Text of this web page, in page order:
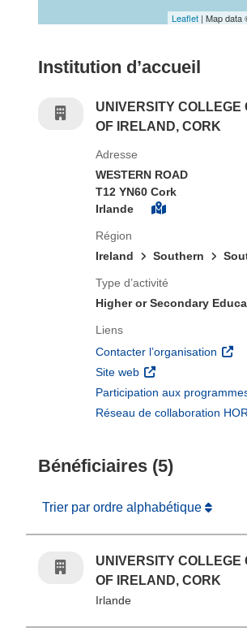
Leaflet | Map
Institution d’accueil
UNIVERSITY
OF IRELAND, CORK
Adresse
WESTERN ROAD
T12 YN60 Cork
Irlande
Région
Ireland
Southern
Type d’activité
Higher or Secondary
Liens
Contacter l’organisation
Site web (s’ouvre dans une
Participation aux
Réseau de collaboration
Bénéficiaires (5)
Trier par ordre alphabétique
UNIVERSITY
OF IRELAND, CORK
Irlande